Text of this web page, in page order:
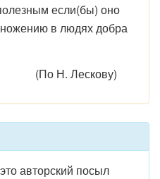
если(бы) оно
в людях добра
(По Н. Лескову)
авторский посыл